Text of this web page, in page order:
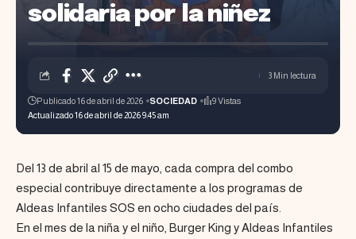
solidaria por la niñez
Actualizado 16 de abril de 2026 9:45 am
Publicado 16 de abril de 2026 SOCIEDAD 9 Vistas
3 Min lectura
Del 13 de abril al 15 de mayo, cada compra del combo
especial contribuye directamente a los programas de
Aldeas Infantiles SOS en ocho ciudades del país.
En el mes de la niña y el niño, Burger King y Aldeas Infantiles